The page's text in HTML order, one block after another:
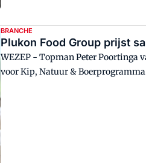
BRANCHE
Plukon Food Group prijst
WEZEP - Topman Peter Poortinga
voor Kip, Natuur &